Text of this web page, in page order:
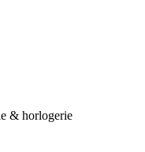
& horlogerie